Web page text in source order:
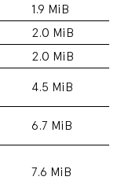
1.9 MiB
2.0 MiB
2.0 MiB
4.5 MiB
6.7 MiB
7.6 MiB